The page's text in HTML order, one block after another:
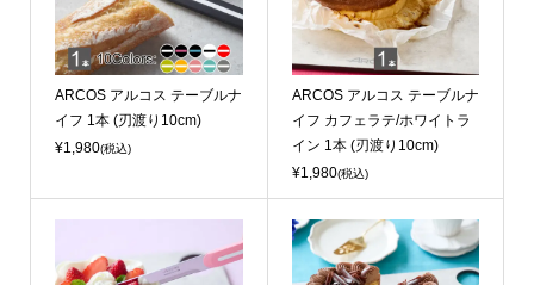
ARCOS アルコス テーブルナ
イフ 1本 (刃渡り10cm)
¥1,980(税込)
ARCOS アルコス テーブルナ
イフ カフェラテ/ホワイトラ
イン 1本 (刃渡り10cm)
¥1,980(税込)